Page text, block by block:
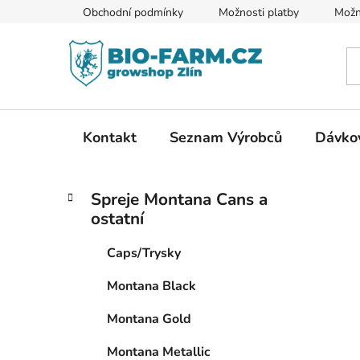
Obchodní podmínky Možnosti platby
Kontakt Seznam Výrobců
PPřeskočit
kategorie
K
a
Spreje Montana Cans a
ostatní
Caps/Trysky
Montana Black
Montana Gold
Montana Metallic